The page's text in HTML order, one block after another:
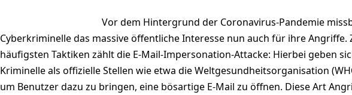
Vor dem Hintergrund der Coronavirus-Pandemie
Cyberkriminelle das massive öffentliche Interesse nun auch für ihre Angriffe.
häufigsten Taktiken zählt die E-Mail-Impersonation-Attacke: Hierbei geben
Kriminelle als offizielle Stellen wie etwa die Weltgesundheitsorganisation
um Benutzer dazu zu bringen, eine bösartige E-Mail zu öffnen. Diese Art